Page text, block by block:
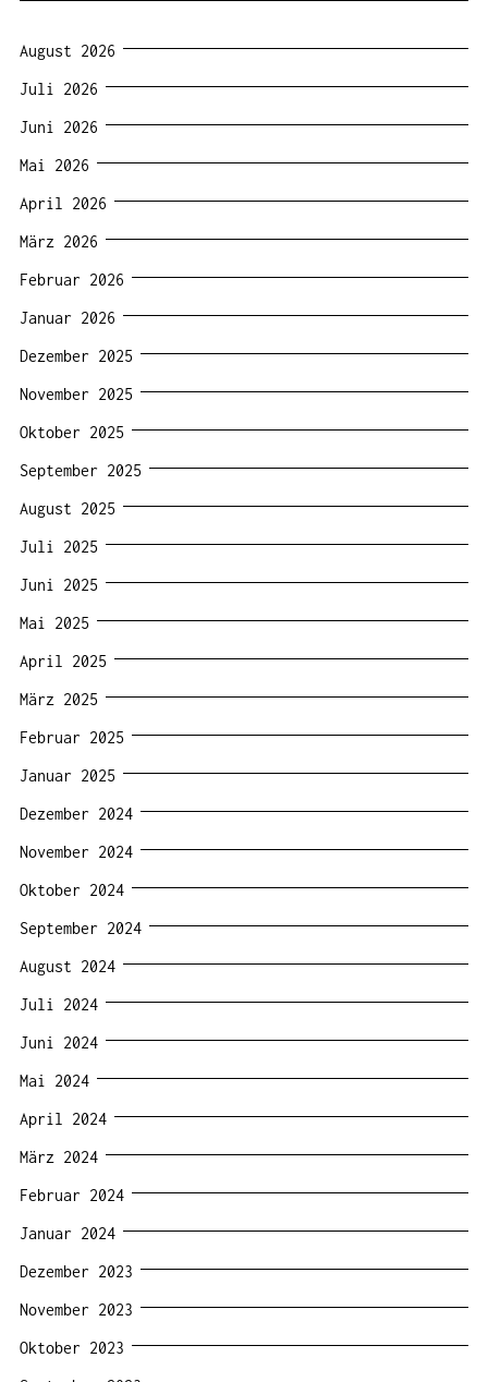
August 2026
Juli 2026
Juni 2026
Mai 2026
April 2026
März 2026
Februar 2026
Januar 2026
Dezember 2025
November 2025
Oktober 2025
September 2025
August 2025
Juli 2025
Juni 2025
Mai 2025
April 2025
März 2025
Februar 2025
Januar 2025
Dezember 2024
November 2024
Oktober 2024
September 2024
August 2024
Juli 2024
Juni 2024
Mai 2024
April 2024
März 2024
Februar 2024
Januar 2024
Dezember 2023
November 2023
Oktober 2023